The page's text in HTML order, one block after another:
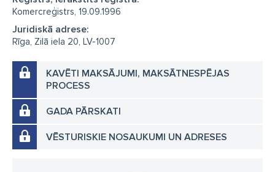
Komercreģistrs, 19.09.1996
Juridiskā adrese:
Rīga, Zilā iela 20, LV-1007
KAVĒTI MAKSĀJUMI, MAKSĀTNESPĒJAS
PROCESS
GADA PĀRSKATI
VĒSTURISKIE NOSAUKUMI UN ADRESES